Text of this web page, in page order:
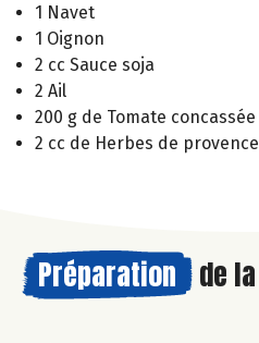
1 Navet
1 Oignon
2 cc Sauce soja
2 Ail
200 g de Tomate concassée
2 cc de Herbes de provence
Préparation de la